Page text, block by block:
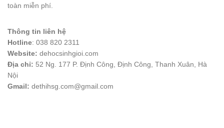
toàn miễn phí.
Thông tin liên hệ
Hotline: 038 820 2311
Website: dehocsinhgioi.com
Địa chỉ: 52 Ng. 177 P. Định Công, Định Công, Thanh Xuân, Hà
Nội
Gmail: dethihsg.com@gmail.com